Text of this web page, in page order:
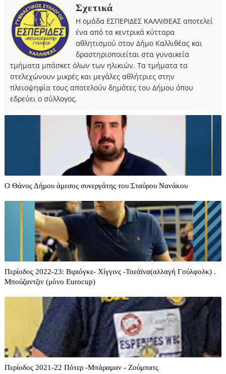
Σχετικά
Η ομάδα ΕΣΠΕΡΙΔΕΣ ΚΑΛΛΙΘΕΑΣ αποτελεί
ένα από τα κεντρικά κύτταρα
αθλητισμού στον Δήμο Καλλιθέας και
δραστηριοποιείται στα γυναικεία
τμήματα μπάσκετ όλων των ηλικιών. Τα τμήματα τα
στελεχώνουν μικρές και μεγάλες αθλήτριες στην
πλειοψηφία τους αποτελούν δημότες του Δήμου όπου
εδρεύει ο σύλλογος.
O Θάνος Δήμου άμεσος συνεργάτης του Σταύρου Νανάκου
Περίοδος 2022-23: Βιριόγκε- Χίγγινς -Τοεάϊνα(αλλαγή Γούλφολκ) .
Μπούζαντζιν (μόνο Eurocup)
Περίοδος 2021-22 Πότερ -Μπάραμαν - Ζούμπατς